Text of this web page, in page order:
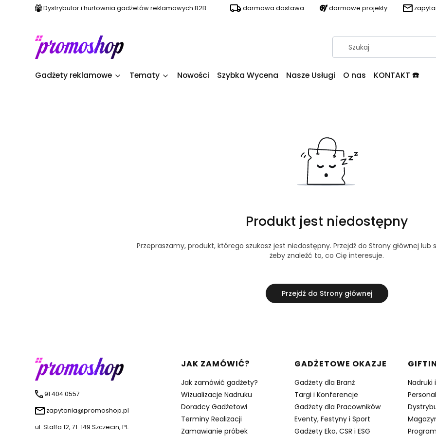
Dystrybutor i hurtownia gadżetów reklamowych B2B darmowa dostawa darmowe projekty
Gadżety reklamowe Tematy Nowości Szybka Wycena Nasze Usługi O nas KONTAKT ☎️
Produkt jest niedostępny
Przepraszamy, produkt, którego szukasz jest niedostępny. Przejdź do Strony głównej lub
żeby znaleźć to, co Cię interesuje.
Przejdź do Strony głównej
91 404 0557
zapytania@promoshop.pl
ul. Staffa 12, 71-149 Szczecin, PL
Linki w stopce
JAK ZAMÓWIĆ?
Jak zamówić gadżety?
Wizualizacje Nadruku
Doradcy Gadżetowi
Terminy Realizacji
Zamawianie próbek
GADŻETOWE OKAZJE
Gadżety dla Branż
Targi i Konferencje
Gadżety dla Pracowników
Eventy, Festyny i Sport
Gadżety Eko, CSR i ESG
Nadruki